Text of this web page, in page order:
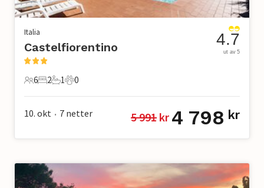
Italia
Castelfiorentino
6 Gjester
6
2 Soverom
2
1 Bad
1
0 Kjæledyr
0
4.7
ut av 5
10. okt • 7 netter 5 991 kr 4 798 kr